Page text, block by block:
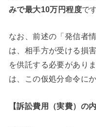
みで最大10万円程度で
なお、前述の「発信者
は、相手方が受ける損
を供託する必要があり
は、この仮処分命令に
【訴訟費用（実費）の内